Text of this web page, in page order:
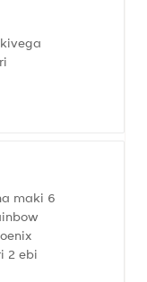
maki 6
2 ebi